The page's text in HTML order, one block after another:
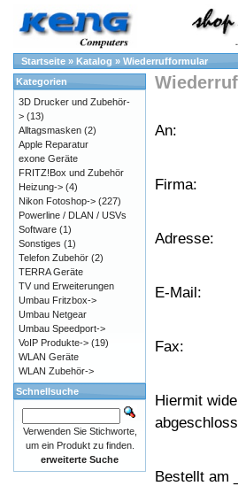
Startseite » Katalog » Wiederrufformular
An:
Firma:
Adresse:
E-Mail:
Fax:
Hiermit
Bestellt am
Kategorien
3D Drucker und Zubehör-
> (13)
Alltagsmasken (2)
Apple Reparatur
exone Geräte
FRITZ!Box und Zubehör
Heizung-> (4)
Nikon Fotoshop-> (227)
Powerline / DLAN / USVs
Software (1)
Sonstiges (1)
Telefon Zubehör (2)
TERRA Geräte
TV und Erweiterungen
Umbau Fritzbox->
Umbau Netgear
Umbau Speedport->
VoIP Produkte-> (19)
WLAN Geräte
WLAN Zubehör->
Schnellsuche
Verwenden Sie Stichworte,
um ein Produkt zu finden.
erweiterte Suche